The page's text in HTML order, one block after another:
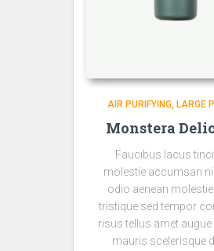
AIR PURIFYING LARGE
Monstera
Faucibus lacus
molestie accumsan
odio aenean
tristique sed tempor
risus tellus amet augue
mauris scelerisque